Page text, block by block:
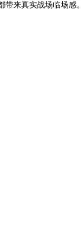
来真实战场临场感。